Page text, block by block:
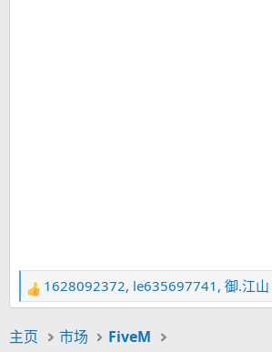
反
馈
：
1628092372, le635697741 , 御.江山
主页 市场 FiveM